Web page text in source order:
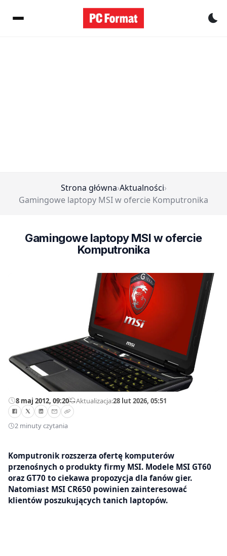
Strona główna›Aktualności›
Gamingowe laptopy MSI w ofercie Komputronika
Gamingowe laptopy MSI w ofercie
Komputronika
8 maj 2012, 09:20—Aktualizacja:28 lut 2026, 05:51
2 minuty czytania
Komputronik rozszerza ofertę komputerów
przenośnych o produkty firmy MSI. Modele MSI GT60
oraz GT70 to ciekawa propozycja dla fanów gier.
Natomiast MSI CR650 powinien zainteresować
klientów poszukujących tanich laptopów.